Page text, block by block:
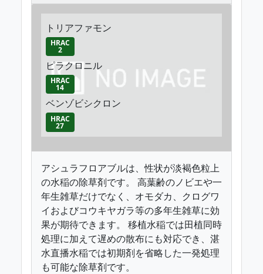
トリアファモン
HRAC
2
ピラクロニル
HRAC
14
ベンゾビシクロン
HRAC
27
アシュラフロアブルは、性状が淡褐色粒上
の水稲の除草剤です。 高葉齢のノビエや一
年生雑草だけでなく、オモダカ、クログワ
イおよびコウキヤガラ等の多年生雑草に効
果が期待できます。 移植水稲では田植同時
処理に加えて遅めの散布にも対応でき、湛
水直播水稲では初期剤を省略した一発処理
も可能な除草剤です。